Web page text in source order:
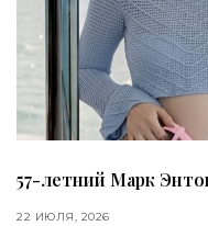
57-летний Марк
22 ИЮЛЯ, 2026